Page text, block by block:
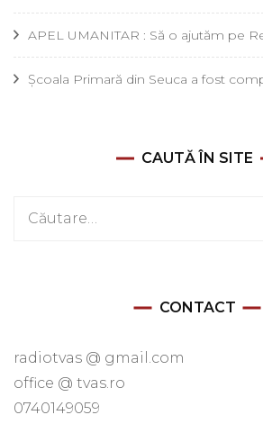
APEL UMANITAR : Să o ajutăm pe
Școala Primară din Seuca a fost
CAUTĂ ÎN SITE
Caută
CONTACT
radiotvas @ gmail.com
office @ tvas.ro
0740149059